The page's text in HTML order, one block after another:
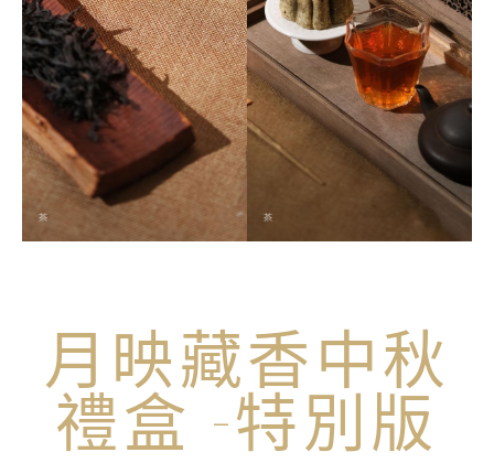
月映藏香中秋
禮盒 -特別版